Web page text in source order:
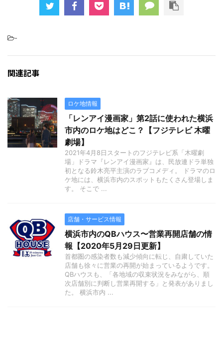
-
関連記事
ロケ地情報
「レンアイ漫画家」第2話に使われた横浜
市内のロケ地はどこ？【フジテレビ 木曜
劇場】
2021年4月8日スタートのフジテレビ系「木曜劇
場」ドラマ『レンアイ漫画家』は、民放連ドラ単独
初となる鈴木亮平主演のラブコメディ。 ドラマのロ
ケ地には、横浜市内のスポットもたくさん登場しま
す。 そこで ...
店舗・サービス情報
横浜市内のQBハウス〜営業再開店舗の情
報【2020年5月29日更新】
首都圏の感染者数も減少傾向に転じ、自粛していた
店舗も徐々に営業の再開が始まっているようです。
QBハウスも、「各地域の収束状況をみながら、順
次店舗別に判断し営業再開する」と発表がありまし
た。 横浜市内 ...